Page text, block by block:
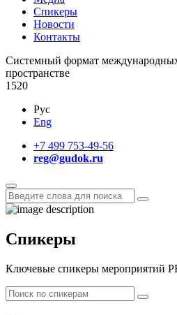
Спикеры
Новости
Контакты
Cистемный формат
пространстве
1520
Рус
Eng
+7 499 753-49-56
reg@gudok.ru
Спикеры
Ключевые спикеры мероприятий